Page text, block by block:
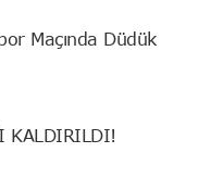
Maçında Düdük
KALDIRILDI!